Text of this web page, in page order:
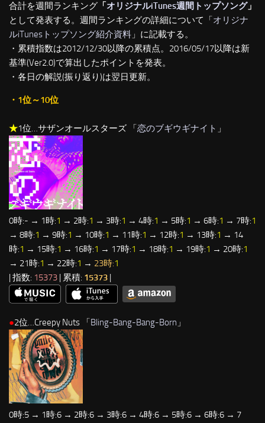
合計を週間ランキング 「オリジナルiTunes週間トップソング」
として発表する。週間ランキングの詳細について「オリジナ
ルiTunesトップソング紹介資料 」に記載する。
・累積指数は2012/12/30以降の累積点。2016/05/17以降は新
基準(Ver2.0)で算出したポイントを発表。
・各日の解説(振り返り)は翌日更新。
・1位～10位
★1位…サザンオールスターズ 「恋のブギウギナイト 」
0時:- → 1時:1 → 2時:1 → 3時:1 → 4時:1 → 5時:1 → 6時:1 → 7時:1
→ 8時:1 → 9時:1 → 10時:1 → 11時:1 → 12時:1 → 13時:1 → 14
時:1 → 15時:1 → 16時:1 → 17時:1 → 18時:1 → 19時:1 → 20時:1
→ 21時:1 → 22時:1 → 23時:1
| 指数: 15373 | 累積: 15373 |
●2位…Creepy Nuts 「Bling-Bang-Bang-Born 」
0時:5 → 1時:6 → 2時:6 → 3時:6 → 4時:6 → 5時:6 → 6時:6 → 7